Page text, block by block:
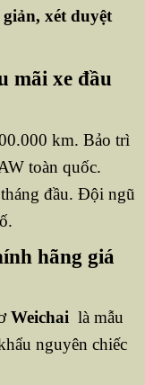
xét duyệt
mãi xe đầu
km. Bảo trì
toàn quốc.
đầu. Đội ngũ
hãng giá
Weichai là mẫu
nguyên chiếc